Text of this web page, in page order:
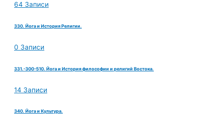
64 Записи
330. Йога и История Религии.
0 Записи
331.-300-510. Йога и История философии и религий Востока.
14 Записи
340. Йога и Культура.